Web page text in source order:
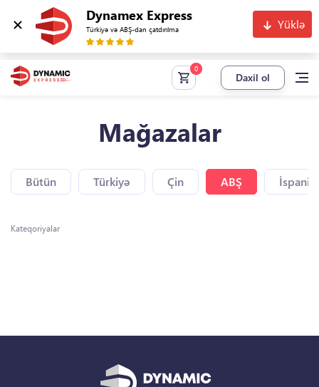
Dynamex Express
Türkiyə və ABŞ-dan çatdırılma Yüklə
Daxil ol
Mağazalar
Bütün Türkiyə Çin ABŞ
Kateqoriyalar